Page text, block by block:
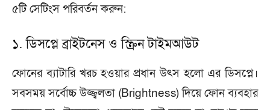
৫টি সেটিংস পরিবর্তন করুন:
১. ডিসপ্লে ব্রাইটনেস ও স্ক্রিন টাইমআউট
ফোনের ব্যাটারি খরচ হওয়ার প্রধান উৎস হলো এর ডিসপ্লে।
সবসময় সর্বোচ্চ উজ্জ্বলতা (Brightness) দিয়ে ফোন ব্যবহার